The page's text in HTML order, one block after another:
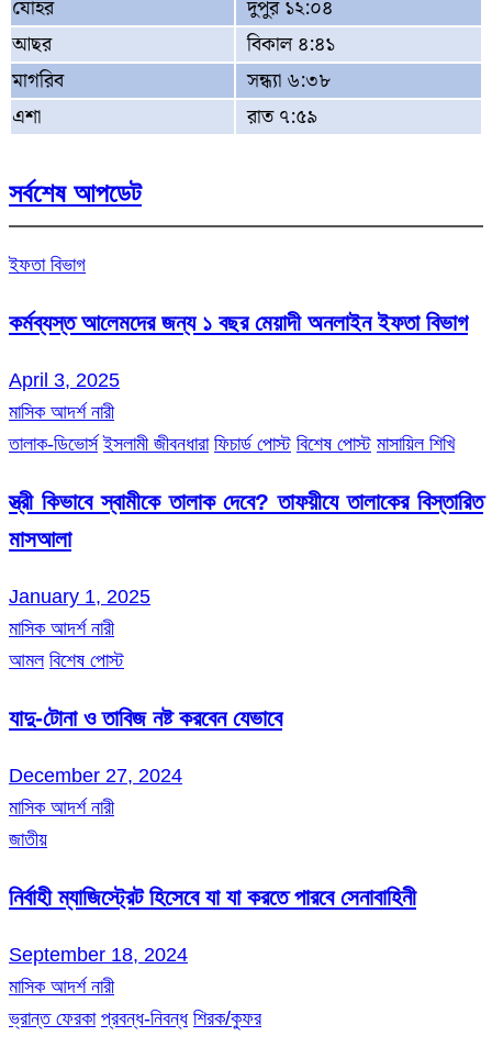
যোহর
দুপুর ১২:০৪
আছর
বিকাল ৪:৪১
মাগরিব
সন্ধ্যা ৬:৩৮
এশা
রাত ৭:৫৯
সর্বশেষ আপডেট
ইফতা বিভাগ
কর্মব্যস্ত আলেমদের জন্য ১ বছর মেয়াদী অনলাইন ইফতা বিভাগ
April 3, 2025
মাসিক আদর্শ নারী
তালাক-ডিভোর্স ইসলামী জীবনধারা ফিচার্ড পোস্ট বিশেষ পোস্ট মাসায়িল শিখি
স্ত্রী কিভাবে স্বামীকে তালাক দেবে? তাফয়ীযে তালাকের বিস্তারিত
মাসআলা
January 1, 2025
মাসিক আদর্শ নারী
আমল বিশেষ পোস্ট
যাদু-টোনা ও তাবিজ নষ্ট করবেন যেভাবে
December 27, 2024
মাসিক আদর্শ নারী
জাতীয়
নির্বাহী ম্যাজিস্ট্রেট হিসেবে যা যা করতে পারবে সেনাবাহিনী
September 18, 2024
মাসিক আদর্শ নারী
ভ্রান্ত ফেরকা প্রবন্ধ-নিবন্ধ শিরক/কুফর